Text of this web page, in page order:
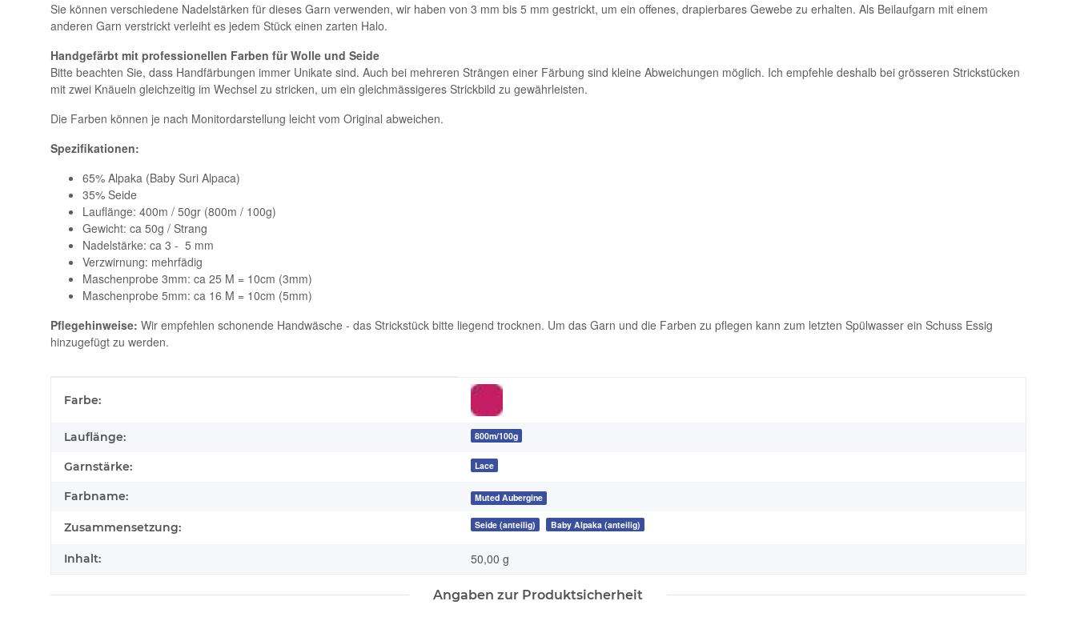
Sie können verschiedene Nadelstärken für dieses Garn verwenden, wir haben von 3 mm bis 5 mm gestrickt, um ein offenes, drapierbares Gewebe zu erhalten. Als Beilaufgarn mit einem
anderen Garn verstrickt verleiht es jedem Stück einen zarten Halo.
Handgefärbt mit professionellen Farben für Wolle und Seide
Bitte beachten Sie, dass Handfärbungen immer Unikate sind. Auch bei mehreren Strängen einer Färbung sind kleine Abweichungen möglich. Ich empfehle deshalb bei grösseren Strickstücken
mit zwei Knäueln gleichzeitig im Wechsel zu stricken, um ein gleichmässigeres Strickbild zu gewährleisten.
Die Farben können je nach Monitordarstellung leicht vom Original abweichen.
Spezifikationen:
65% Alpaka (Baby Suri Alpaca)
35% Seide
Lauflänge: 400m / 50gr (800m / 100g)
Gewicht: ca 50g / Strang
Nadelstärke: ca 3 - 5 mm
Verzwirnung: mehrfädig
Maschenprobe 3mm: ca 25 M = 10cm (3mm)
Maschenprobe 5mm: ca 16 M = 10cm (5mm)
Pflegehinweise: Wir empfehlen schonende Handwäsche - das Strickstück bitte liegend trocknen. Um das Garn und die Farben zu pflegen kann zum letzten Spülwasser ein Schuss Essig
hinzugefügt zu werden.
Farbe:
Lauflänge: 800m/100g
Garnstärke: Lace
Farbname: Muted Aubergine
Zusammensetzung: Seide (anteilig) Baby Alpaka (anteilig)
Inhalt: 50,00 g
Angaben zur Produktsicherheit